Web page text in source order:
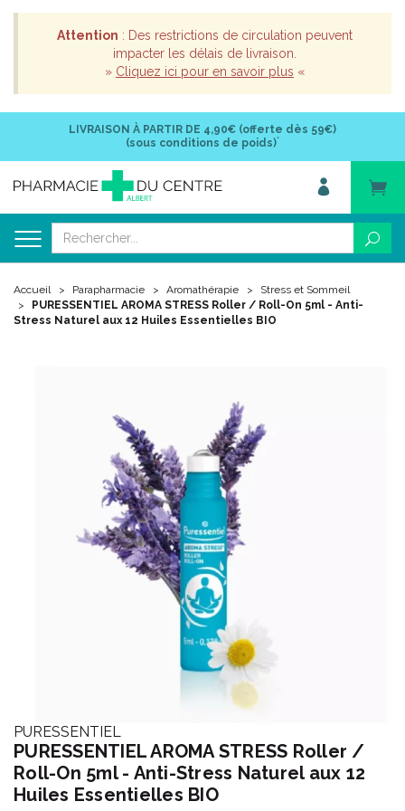
Attention : Des restrictions de circulation peuvent
impacter les délais de livraison.
» Cliquez ici pour en savoir plus «
LIVRAISON À PARTIR DE 4,90€ (offerte dès 59€)
(sous conditions de poids)*
Accueil Parapharmacie Aromathérapie
Stress et Sommeil
PURESSENTIEL AROMA STRESS Roller / Roll-On 5ml - Anti-
Stress Naturel aux 12 Huiles Essentielles BIO
PURESSENTIEL
PURESSENTIEL AROMA STRESS Roller /
Roll-On 5ml - Anti-Stress Naturel aux 12
Huiles Essentielles BIO